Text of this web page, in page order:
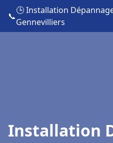
📞
🕒 Installation
Gennevilliers
Installation